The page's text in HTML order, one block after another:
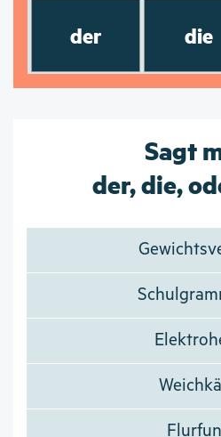
der die
Sagt
der, die,